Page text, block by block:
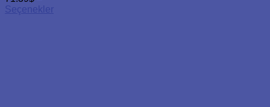
Seçenekler